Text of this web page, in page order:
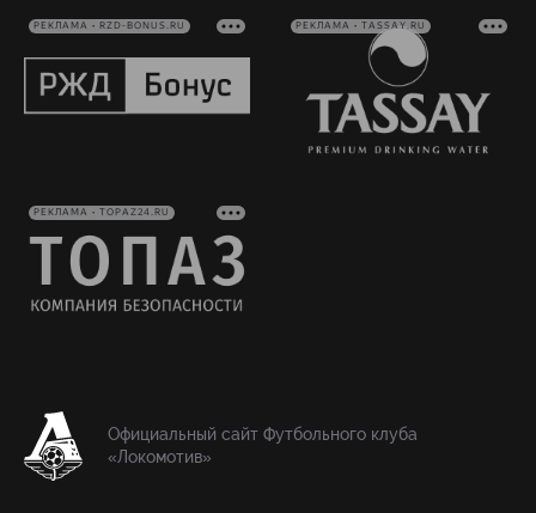
РЕКЛАМА • RZD-BONUS.RU РЕКЛАМА • TASSAY.RU
РЕКЛАМА • TOPAZ24.RU
Официальный сайт Футбольного клуба
«Локомотив»